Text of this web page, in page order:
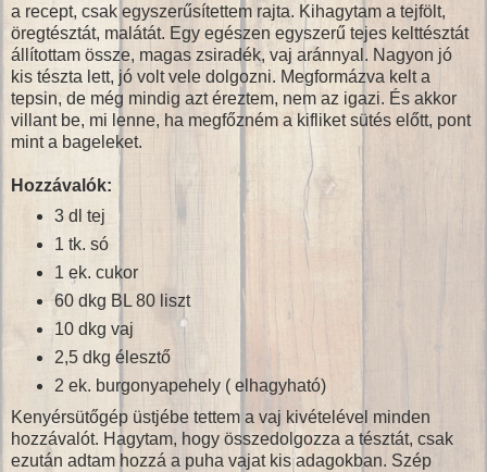
a recept, csak egyszerűsítettem rajta. Kihagytam a tejfölt,
öregtésztát, malátát. Egy egészen egyszerű tejes kelttésztát
állítottam össze, magas zsiradék, vaj aránnyal. Nagyon jó
kis tészta lett, jó volt vele dolgozni. Megformázva kelt a
tepsin, de még mindig azt éreztem, nem az igazi. És akkor
villant be, mi lenne, ha megfőzném a kifliket sütés előtt, pont
mint a bageleket.
Hozzávalók:
3 dl tej
1 tk. só
1 ek. cukor
60 dkg BL 80 liszt
10 dkg vaj
2,5 dkg élesztő
2 ek. burgonyapehely ( elhagyható)
Kenyérsütőgép üstjébe tettem a vaj kivételével minden
hozzávalót. Hagytam, hogy összedolgozza a tésztát, csak
ezután adtam hozzá a puha vajat kis adagokban. Szép